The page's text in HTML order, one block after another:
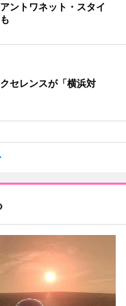
ントワネット・スタイ
セレンスが「横浜対